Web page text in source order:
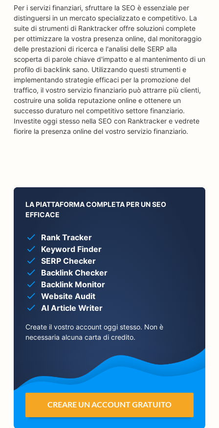
Per i servizi finanziari, sfruttare la SEO è essenziale per
distinguersi in un mercato specializzato e competitivo. La
suite di strumenti di Ranktracker offre soluzioni complete
per ottimizzare la vostra presenza online, dal monitoraggio
delle prestazioni di ricerca e l'analisi delle SERP alla
scoperta di parole chiave d'impatto e al mantenimento di un
profilo di backlink sano. Utilizzando questi strumenti e
implementando strategie efficaci per la promozione del
traffico, il vostro servizio finanziario può attrarre più clienti,
costruire una solida reputazione online e ottenere un
successo duraturo nel competitivo settore finanziario.
Investite oggi stesso nella SEO con Ranktracker e vedrete
fiorire la presenza online del vostro servizio finanziario.
LA PIATTAFORMA COMPLETA PER UN SEO
EFFICACE
Rank Tracker
Keyword Finder
SERP Checker
Backlink Checker
Backlink Monitor
Website Audit
AI Article Writer
Create il vostro account oggi stesso. Non è
necessaria alcuna carta di credito.
CREARE UN ACCOUNT GRATUITO